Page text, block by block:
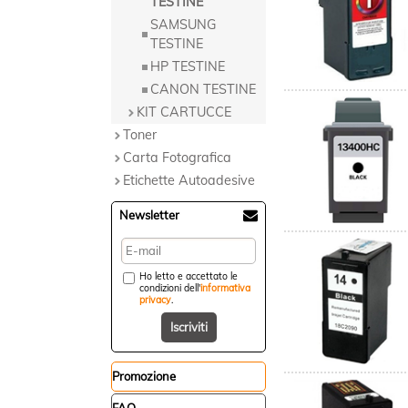
SAMSUNG
TESTINE
HP TESTINE
CANON TESTINE
KIT CARTUCCE
Toner
Carta Fotografica
Etichette Autoadesive
Newsletter
Ho letto e accettato le
condizioni dell'informativa
privacy.
Promozione